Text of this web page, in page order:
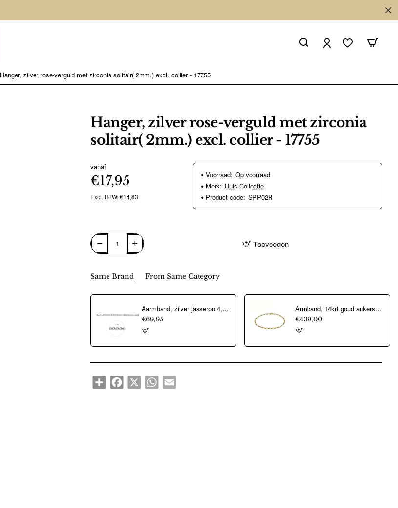
Hanger, zilver rose-verguld met zirconia solitair( 2mm.) excl. collier - 17755
Hanger, zilver rose-verguld met zirconia
solitair( 2mm.) excl. collier - 17755
vanaf
€17,95
Excl. BTW: €14,83
Voorraad: Op voorraad
Merk: Huis Collectie
Product code: SPP02R
Toevoegen
Same Brand From Same Category
Aarmband, zilver jasseron 4,5mm. (lengte 18cm.) - 10274
€69,95
Armband, 14krt goud ankerschakel (lengte: 18,5cm.) - 22326
€439,00
ShareFacebook
X WhatsAppEmail